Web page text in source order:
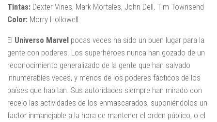
Tintas: Dexter Vines, Mark Mortales, John Dell, Tim Townsend
Color: Morry Hollowell
El Universo Marvel pocas veces ha sido un buen lugar para la
gente con poderes. Los superhéroes nunca han gozado de un
reconocimiento generalizado de la gente que han salvado
innumerables veces, y menos de los poderes fácticos de los
países que habitan. Sus autoridades siempre han mirado con
recelo las actividades de los enmascarados, suponiéndolos un
factor inmanejable a la hora de mantener el orden público, o el